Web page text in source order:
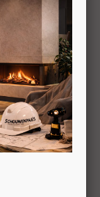
5,2kW